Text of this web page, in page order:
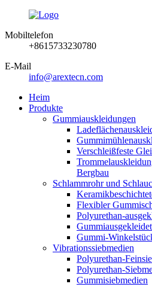
Mobiltelefon
+8615733230780
E-Mail
info@arextecn.com
Heim
Produkte
Gummiauskleidungen
Verschleißfeste
Bergbau
Schlammrohr und
Flexibler
Polyurethan-
Gummi-
Vibrationssiebmedien
Polyurethan-
Polyurethan-
Gummisiebmedien